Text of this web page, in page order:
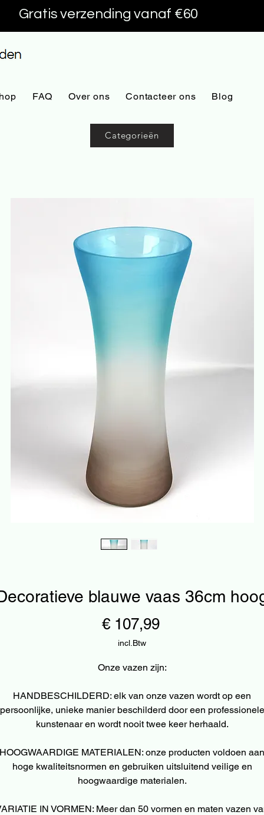
Gratis verzending vanaf €60
FAQ Over ons Contacteer ons Blog
blauwe vaas 36cm
€ 107,99Prijs
incl.Btw
Onze vazen zijn:
HANDBESCHILDERD: elk van onze vazen wordt op een
persoonlijke, unieke manier beschilderd door een professionele
kunstenaar en wordt nooit twee keer herhaald.
HOOGWAARDIGE MATERIALEN: onze producten voldoen aan
hoge kwaliteitsnormen en gebruiken uitsluitend veilige en
hoogwaardige materialen.
IN VORMEN: Meer dan 50 vormen en maten vazen
Categorieën